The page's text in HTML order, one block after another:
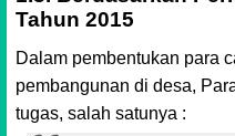
Tahun 2015
Dalam pembentukan para
pembangunan di desa,
tugas, salah satunya :